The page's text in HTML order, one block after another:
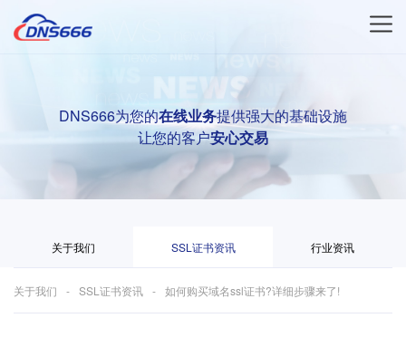
DNS666为您的在线业务提供强大的基础设施
让您的客户安心交易
关于我们 SSL证书资讯 行业资讯
关于我们 SSL证书资讯 如何购买域名ssl证书?详细步骤来了!